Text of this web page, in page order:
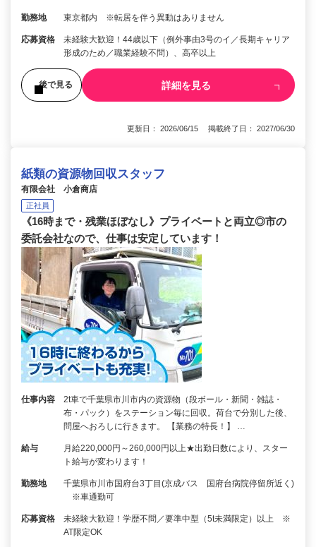
勤務地 東京都内 ※転居を伴う異動はありません
応募資格
未経験大歓迎！44歳以下（例外事由3号のイ／長期キャリア
形成のため／職業経験不問）、高卒以上
後で見る 詳細を見る
更新日： 2026/06/15 掲載終了日： 2027/06/30
紙類の資源物回収スタッフ
有限会社 小倉商店
正社員
《16時まで・残業ほぼなし》プライベートと両立◎市の
委託会社なので、仕事は安定しています！
仕事内容
2t車で千葉県市川市内の資源物（段ボール・新聞・雑誌・
布・パック）をステーション毎に回収。荷台で分別した後、
問屋へおろしに行きます。 【業務の特長！】 …
給与
月給220,000円～260,000円以上★出勤日数により、スター
ト給与が変わります！
勤務地
千葉県市川市国府台3丁目(京成バス 国府台病院停留所近く)
※車通勤可
応募資格
未経験大歓迎！学歴不問／要準中型（5t未満限定）以上 ※
AT限定OK